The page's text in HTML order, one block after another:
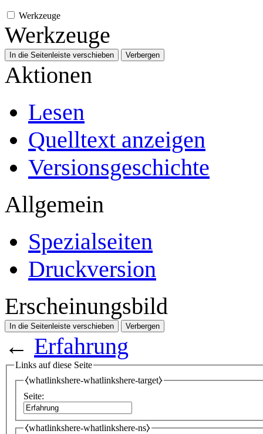
Werkzeuge
Werkzeuge
In die Seitenleiste verschieben Verbergen
Aktionen
Lesen
Quelltext anzeigen
Versionsgeschichte
Allgemein
Spezialseiten
Druckversion
Erscheinungsbild
In die Seitenleiste verschieben Verbergen
← Erfahrung
Links auf diese Seite
⧼whatlinkshere-whatlinkshere-target⧽
Seite:
⧼whatlinkshere-whatlinkshere-ns⧽